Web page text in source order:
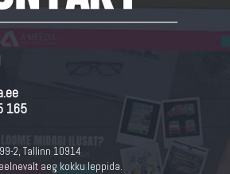
165
2, Tallinn 10914
aeg kokku leppida.